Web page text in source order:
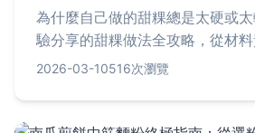
為什麼自己做的甜粿總是太硬或
驗分享的甜粿做法全攻略，從材
鍵步驟到新手常犯錯誤一次解析，
2026-03-10516次瀏覽